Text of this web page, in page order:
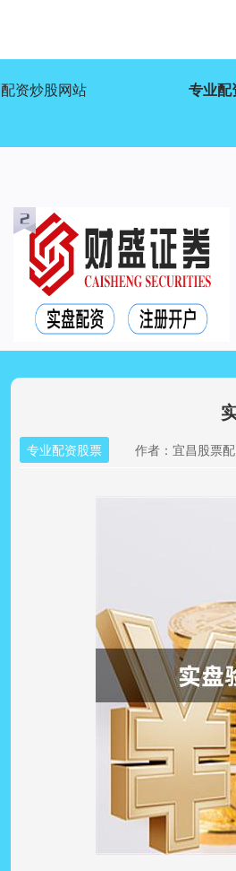
配资炒股网站 专业配
专业配资股票 作者：宜昌股票